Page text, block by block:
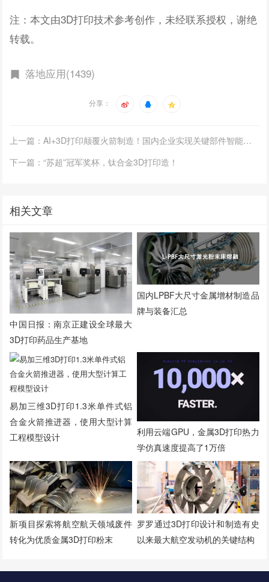
注：本文由3D打印技术参考创作，未经联系授权，谢绝
转载。
落地应用(1439)
分享：
上一篇：AI+3D打印颠覆火箭制造！国内企业实现关键部件智能研发
下一篇：“苏超”冠军奖杯，钛合金3D打印造！
相关文章
中国日报：南京正建设全球最大
3D打印药品生产基地
国内LPBF大尺寸金属增材制造品
牌与装备汇总
易加三维3D打印1.3米单件式铝
合金火箭推进器，使用大型计算
工程模型设计
利用云端GPU，金属3D打印热力
学仿真速度提高了1万倍
新项目探索将航空航天领域废件
转化为优质金属3D打印粉末
罗罗通过3D打印设计和制造有史
以来最大航空发动机的关键结构